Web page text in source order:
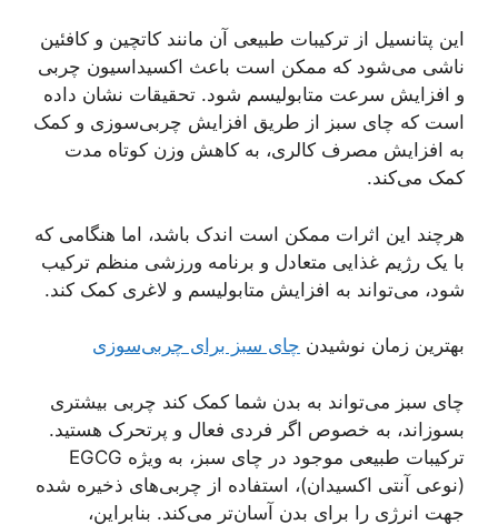
این پتانسیل از ترکیبات طبیعی آن مانند کاتچین و کافئین
ناشی می‌شود که ممکن است باعث اکسیداسیون چربی
و افزایش سرعت متابولیسم شود. تحقیقات نشان داده
است که چای سبز از طریق افزایش چربی‌سوزی و کمک
به افزایش مصرف کالری، به کاهش وزن کوتاه مدت
کمک می‌کند.
هرچند این اثرات ممکن است اندک باشد، اما هنگامی که
با یک رژیم غذایی متعادل و برنامه ورزشی منظم ترکیب
شود، می‌تواند به افزایش متابولیسم و لاغری کمک کند.
بهترین زمان نوشیدن چای سبز برای چربی‌سوزی
چای سبز می‌تواند به بدن شما کمک کند چربی بیشتری
بسوزاند، به خصوص اگر فردی فعال و پرتحرک هستید.
ترکیبات طبیعی موجود در چای سبز، به ویژه EGCG
(نوعی آنتی اکسیدان)، استفاده از چربی‌های ذخیره شده
جهت انرژی را برای بدن آسان‌تر می‌کند. بنابراین،